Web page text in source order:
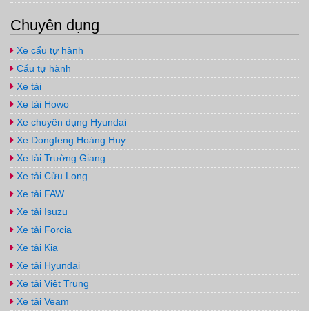
Chuyên dụng
Xe cẩu tự hành
Cẩu tự hành
Xe tải
Xe tải Howo
Xe chuyên dụng Hyundai
Xe Dongfeng Hoàng Huy
Xe tải Trường Giang
Xe tải Cửu Long
Xe tải FAW
Xe tải Isuzu
Xe tải Forcia
Xe tải Kia
Xe tải Hyundai
Xe tải Việt Trung
Xe tải Veam